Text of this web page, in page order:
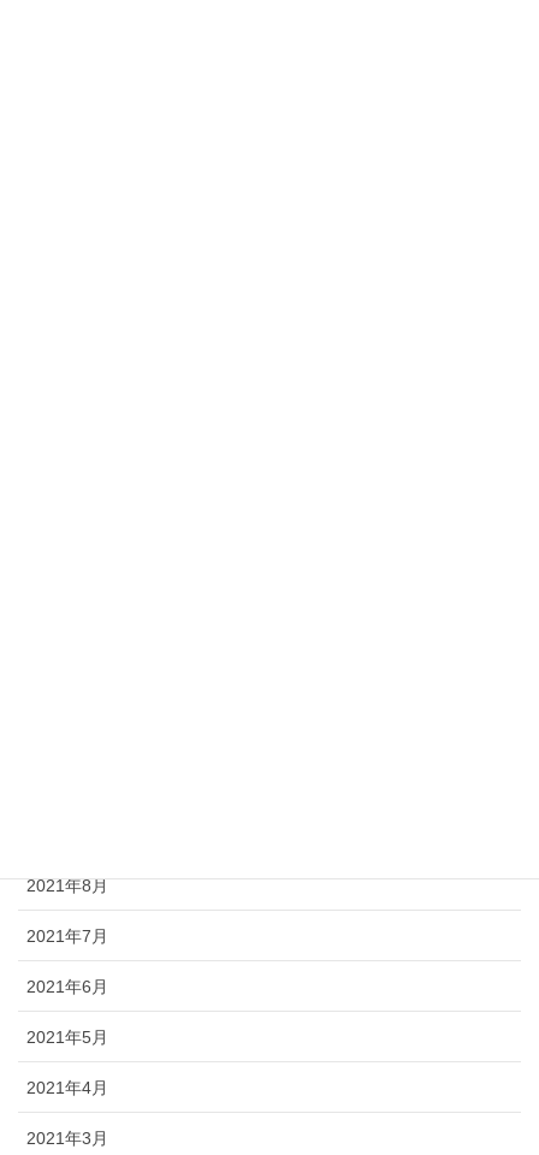
2021年8月
2021年7月
2021年6月
2021年5月
2021年4月
2021年3月